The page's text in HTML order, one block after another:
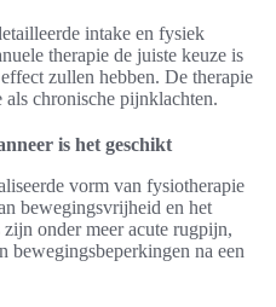
intake en fysiek
therapie de juiste keuze is
zullen hebben. De therapie
chronische pijnklachten.
is het geschikt
vorm van fysiotherapie
bewegingsvrijheid en het
onder meer acute rugpijn,
bewegingsbeperkingen na een